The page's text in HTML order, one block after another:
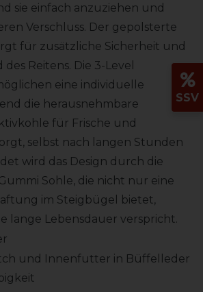
sie einfach anzuziehen und
Verschluss. Der gepolsterte
für zusätzliche Sicherheit und
Reitens. Die 3-Level
eine individuelle
die herausnehmbare
für Frische und
selbst nach langen Stunden
wird das Design durch die
Sohle, die nicht nur eine
im Steigbügel bietet,
lange Lebensdauer verspricht.
und Innenfutter in Büffelleder
SSV